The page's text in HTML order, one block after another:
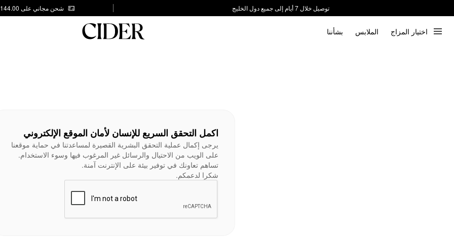
توصيل خلال 7 أيام إلى جميع دول الخليج
شحن مجاني على AED 144.00
اختيار المزاج الملابس بشأننا
اكمل التحقق السريع للإنسان لأمان الموقع الإلكتروني
يرجى إكمال عملية التحقق البشرية القصيرة لمساعدتنا في حماية موقعنا
على الويب من الاحتيال والرسائل غير المرغوب فيها وسوء الاستخدام.
تساهم تعاونك في توفير بيئة على الإنترنت آمنة.
شكرا لدعمكم.